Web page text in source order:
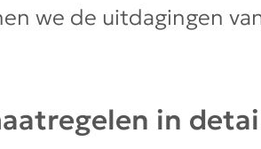
we de uitdagingen
in